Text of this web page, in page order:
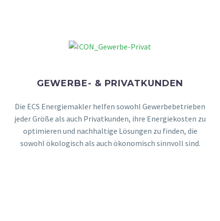
GEWERBE- & PRIVATKUNDEN
Die ECS Energiemakler helfen sowohl Gewerbebetrieben
jeder Größe als auch Privatkunden, ihre Energiekosten zu
optimieren und nachhaltige Lösungen zu finden, die
sowohl ökologisch als auch ökonomisch sinnvoll sind.